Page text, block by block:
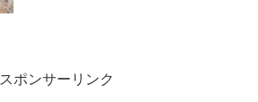
スポンサーリンク